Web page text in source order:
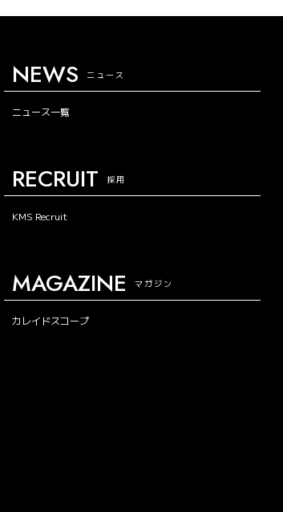
NEWS ニュース
ニュース一覧
RECRUIT 採用
KMS Recruit
MAGAZINE マガジン
カレイドスコープ